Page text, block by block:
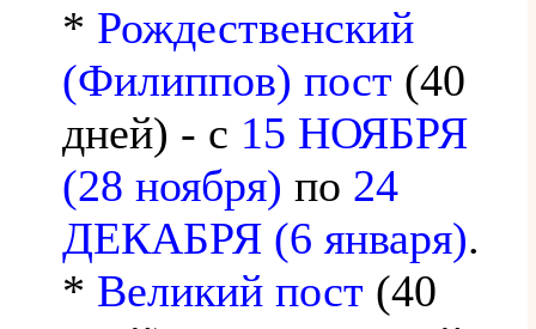
* Рождественский
(Филиппов) пост (40
дней) - с 15 НОЯБРЯ
(28 ноября) по 24
ДЕКАБРЯ (6 января).
* Великий пост (40